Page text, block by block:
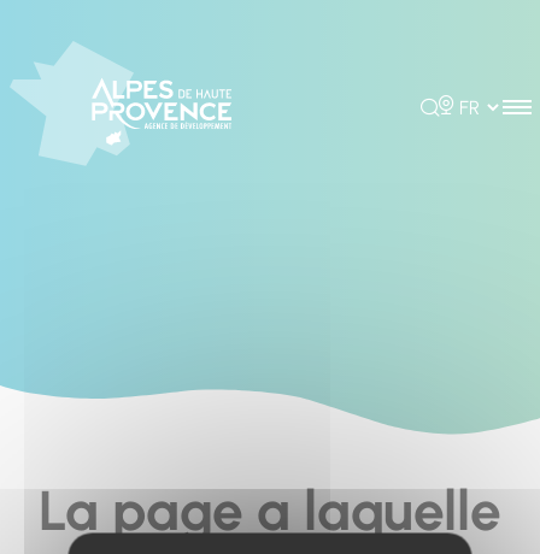
Rechercher
Choisir la
La page a laquelle